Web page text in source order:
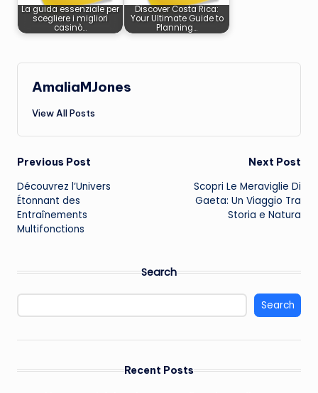
La guida essenziale per
scegliere i migliori
casinò…
Discover Costa Rica:
Your Ultimate Guide to
Planning…
AmaliaMJones
View All Posts
Post
navigation
Previous Post
Découvrez l’Univers
Étonnant des
Entraînements
Multifonctions
Next Post
Scopri Le Meraviglie Di
Gaeta: Un Viaggio Tra
Storia e Natura
Search
Search
Recent Posts